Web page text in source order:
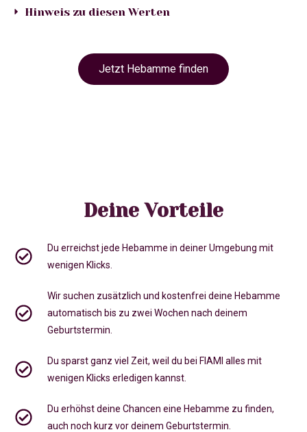
Hinweis zu diesen Werten
Jetzt Hebamme finden
Deine Vorteile
Du erreichst jede Hebamme in deiner Umgebung mit
wenigen Klicks.
Wir suchen zusätzlich und kostenfrei deine Hebamme
automatisch bis zu zwei Wochen nach deinem
Geburtstermin.
Du sparst ganz viel Zeit, weil du bei FIAMI alles mit
wenigen Klicks erledigen kannst.
Du erhöhst deine Chancen eine Hebamme zu finden,
auch noch kurz vor deinem Geburtstermin